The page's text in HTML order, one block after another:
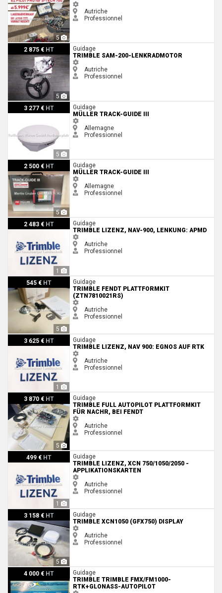
5
Autriche
Professionnel
2 875 € HT
5
Trimble SAM-200-Lenkradmotor
Guidage
TRIMBLE SAM-200-LENKRADMOTOR
Autriche
Professionnel
3 277 € HT
5
Müller Track-Guide III
Guidage
MÜLLER TRACK-GUIDE III
Allemagne
Professionnel
2 500 € HT
5
Müller Track-Guide III
Guidage
MÜLLER TRACK-GUIDE III
Allemagne
Professionnel
2 483 € HT
1
Trimble Lizenz, NAV-900, Lenkung: APMD
Guidage
TRIMBLE LIZENZ, NAV-900, LENKUNG: APMD
Autriche
Professionnel
545 € HT
5
Trimble Fendt Plattformkit (ZTN7810021RS)
Guidage
TRIMBLE FENDT PLATTFORMKIT
(ZTN7810021RS)
Autriche
Professionnel
3 625 € HT
1
Trimble Lizenz, NAV 900: EGNOS auf RTK
Guidage
TRIMBLE LIZENZ, NAV 900: EGNOS AUF RTK
Autriche
Professionnel
3 870 € HT
5
Trimble Full Autopilot Plattformkit für Nachr, bei Fendt
Guidage
TRIMBLE FULL AUTOPILOT PLATTFORMKIT
FÜR NACHR, BEI FENDT
Autriche
Professionnel
499 € HT
1
Trimble Lizenz, XCN 750/1050/2050 - Applikationskarten
Guidage
TRIMBLE LIZENZ, XCN 750/1050/2050 -
APPLIKATIONSKARTEN
Autriche
Professionnel
3 158 € HT
5
Trimble XCN1050 (GFX750) Display
Guidage
TRIMBLE XCN1050 (GFX750) DISPLAY
Autriche
Professionnel
4 000 € HT
Trimble Trimble FMX/FM1000-RTK+Glonass-Autopilot
Guidage
TRIMBLE TRIMBLE FMX/FM1000-
RTK+GLONASS-AUTOPILOT